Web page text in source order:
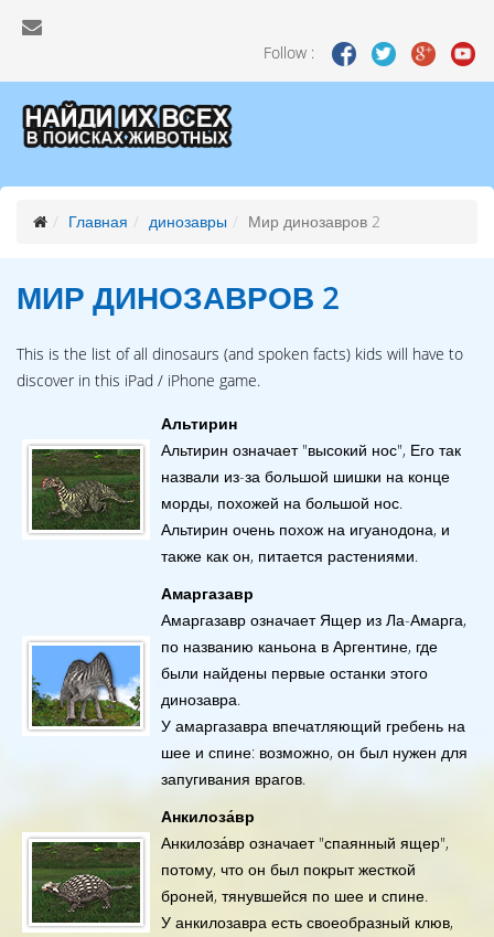
Follow :
Главная динозавры Мир динозавров 2
МИР ДИНОЗАВРОВ 2
This is the list of all dinosaurs (and spoken facts) kids will have to
discover in this iPad / iPhone game.
Альтирин
Альтирин означает "высокий нос", Его так
назвали из-за большой шишки на конце
морды, похожей на большой нос.
Альтирин очень похож на игуанодона, и
также как он, питается растениями.
Амаргазавр
Амаргазавр означает Ящер из Ла-Амарга,
по названию каньона в Аргентине, где
были найдены первые останки этого
динозавра.
У амаргазавра впечатляющий гребень на
шее и спине: возможно, он был нужен для
запугивания врагов.
Анкилоза́вр
Анкилоза́вр означает "спаянный ящер",
потому, что он был покрыт жесткой
броней, тянувшейся по шее и спине.
У анкилозавра есть своеобразный клюв,